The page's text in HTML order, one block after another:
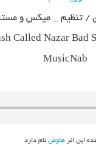
/ تنظیم _ میکس و
Called Nazar Bad
MusicNab
این اثرهاوش نام دارد